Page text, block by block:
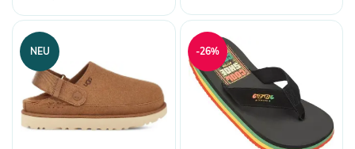
NEU -26%